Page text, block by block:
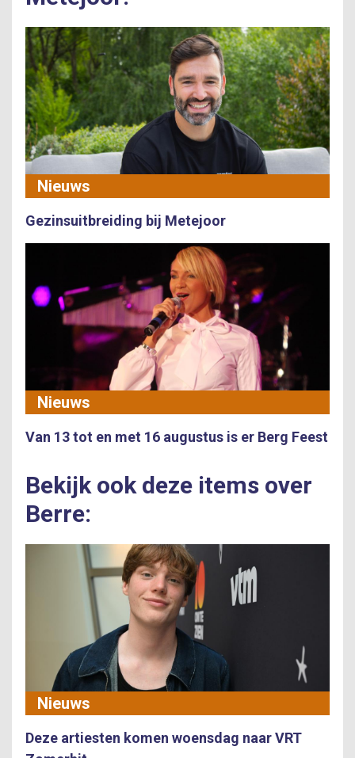
Nieuws
Gezinsuitbreiding bij Metejoor
Nieuws
Van 13 tot en met 16 augustus is er Berg Feest
Bekijk ook deze items over
Berre:
Nieuws
Deze artiesten komen woensdag naar VRT